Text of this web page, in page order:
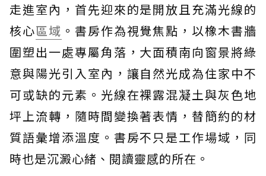
走進室內，首先迎來的是開放且充滿光線的
核心區域 。書房作為視覺焦點，以橡木書牆
圍塑出一處專屬角落，大面積南向窗景將綠
意與陽光引入室內，讓自然光成為住家中不
可或缺的元素。光線在裸露混凝土與灰色地
坪上流轉，隨時間變換著表情，替簡約的材
質語彙增添溫度。書房不只是工作場域，同
時也是沉澱心緒、閱讀靈感的所在。